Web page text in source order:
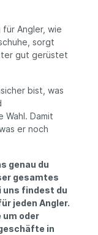
für Angler, wie
sorgt
gut gerüstet
bist, was
Wahl. Damit
er noch
genau du
gesamtes
uns findest du
jeden Angler.
um oder
in